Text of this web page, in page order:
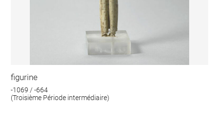
figurine
-1069 / -664
(Troisième Période intermédiaire)